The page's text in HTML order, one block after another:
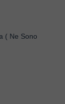
( Ne Sono